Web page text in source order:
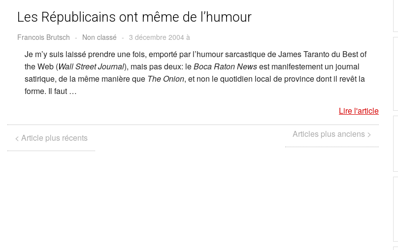
Les Républicains ont même de l’humour
Francois Brutsch - Non classé - 3 décembre 2004 à
Je m’y suis laissé prendre une fois, emporté par l’humour sarcastique de James Taranto du Best of
the Web (Wall Street Journal), mais pas deux: leBoca Raton Newsest manifestement un journal
satirique, de la même manière que The Onion, et non le quotidien local de province dont il revêt la
forme. Il faut …
Lire l'article
< Article plus récents Articles plus anciens >